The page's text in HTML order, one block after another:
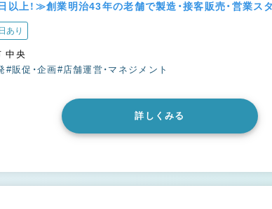
上！≫創業明治43年の老舗で製造・接客販売・営業ス
あり
福井県 福井市 中央
#販促・企画#店舗運営・マネジメント
詳しくみる